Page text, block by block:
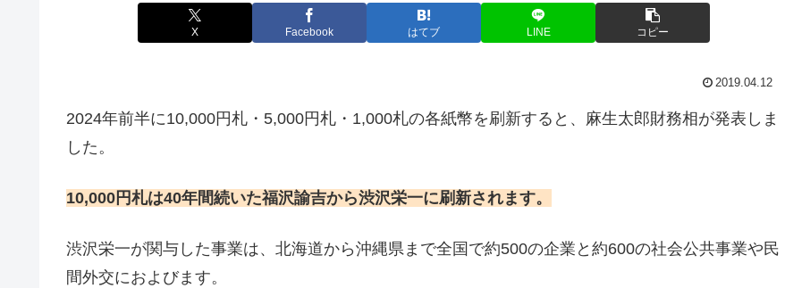
X Facebook はてブ LINE コピー
2019.04.12
2024年前半に10,000円札・5,000円札・1,000札の各紙幣を刷新すると、麻生太郎財務相が発表しま
した。
10,000円札は40年間続いた福沢諭吉から渋沢栄一に刷新されます。
渋沢栄一が関与した事業は、北海道から沖縄県まで全国で約500の企業と約600の社会公共事業や民
間外交におよびます。